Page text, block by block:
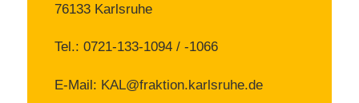
76133 Karlsruhe
Tel.: 0721-133-1094 / -1066
E-Mail: KAL@fraktion.karlsruhe.de